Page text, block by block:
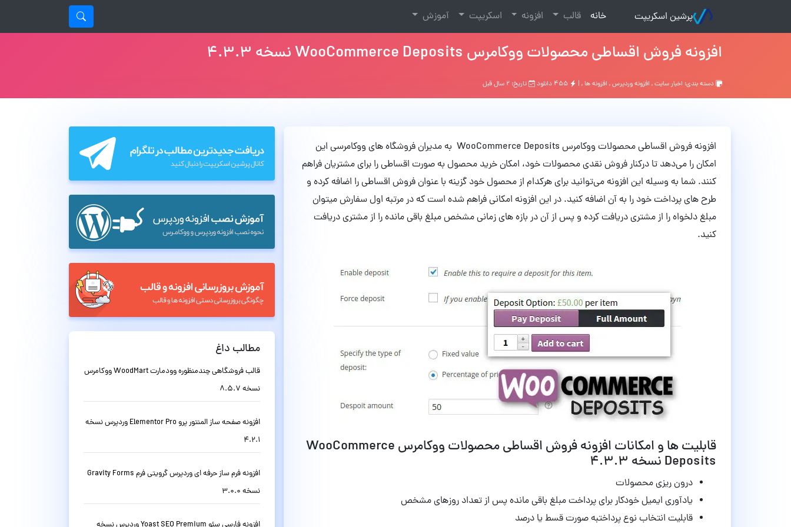
پرشین اسکریپت خانه
(current) قالب افزونه اسکریپت آموزش
افزونه فروش اقساطی محصولات ووکامرس WooCommerce Deposits نسخه 4.3.3
دسته بندی: اخبار سایت, افزونه وردپرس, افزونه ها, | تاریخ: ۲ سال قبل
افزونه فروش اقساطی محصولات ووکامرس WooCommerce Deposits به مدیران فروشگاه های ووکامرسی این
امکان را می‌دهد تا درکنار فروش نقدی محصولات خود، امکان خرید محصول به صورت اقساطی را برای مشتریان فراهم
کنند. شما به وسیله این افزونه می‌توانید برای هرکدام از محصول خود گزینه با عنوان فروش اقساطی را اضافه کرده و
طرح های پرداخت خود را به آن اضافه کنید. در این افزونه امکانی فراهم شده است که در مرتبه اول سفارش میتوان
مبلغ دلخواه را از مشتری دریافت کرده و پس از آن در بازه های زمانی مشخص مبلغ باقی مانده را از مشتری دریافت
کنید.
قابلیت ها و امکانات افزونه فروش اقساطی محصولات ووکامرس WooCommerce
Deposits نسخه 4.3.3
درون ریزی محصولات
یادآوری ایمیل خودکار برای پرداخت مبلغ باقی مانده پس از تعداد روزهای مشخص
قابلیت انتخاب نوع پرداختبه صورت قسط یا درصد
مطالب داغ
قالب فروشگاهی چندمنظوره وودمارت WoodMart ووکامرس
نسخه 8.5.7
افزونه صفحه ساز المنتور پرو Elementor Pro وردپرس نسخه
4.2.1
افزونه فرم ساز حرفه ای وردپرس گرویتی فرم Gravity Forms
نسخه 3.0.0